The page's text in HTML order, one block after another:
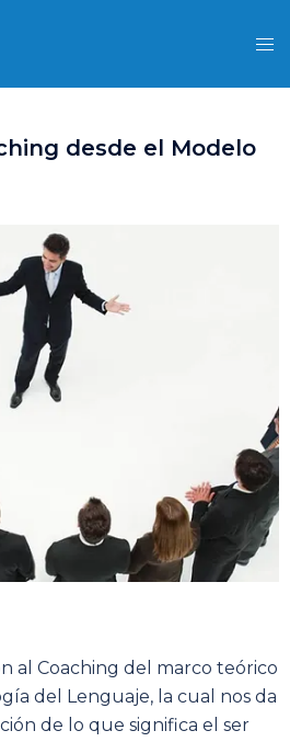
desde el Modelo
al Coaching del marco teórico
del Lenguaje, la cual nos da
de lo que significa el ser